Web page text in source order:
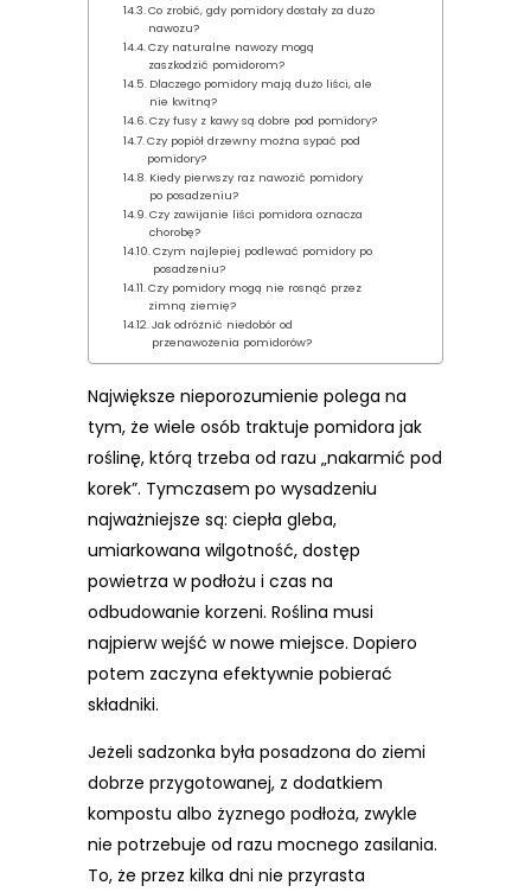
Co zrobić, gdy pomidory dostały za dużo
nawozu?
Czy naturalne nawozy mogą
zaszkodzić pomidorom?
Dlaczego pomidory mają dużo liści, ale
nie kwitną?
Czy fusy z kawy są dobre pod pomidory?
Czy popiół drzewny można sypać pod
pomidory?
Kiedy pierwszy raz nawozić pomidory
po posadzeniu?
Czy zawijanie liści pomidora oznacza
chorobę?
Czym najlepiej podlewać pomidory po
posadzeniu?
Czy pomidory mogą nie rosnąć przez
zimną ziemię?
Jak odróżnić niedobór od
przenawożenia pomidorów?
Największe nieporozumienie polega na
tym, że wiele osób traktuje pomidora jak
roślinę, którą trzeba od razu „nakarmić pod
korek”. Tymczasem po wysadzeniu
najważniejsze są: ciepła gleba,
umiarkowana wilgotność, dostęp
powietrza w podłożu i czas na
odbudowanie korzeni. Roślina musi
najpierw wejść w nowe miejsce. Dopiero
potem zaczyna efektywnie pobierać
składniki.
Jeżeli sadzonka była posadzona do ziemi
dobrze przygotowanej, z dodatkiem
kompostu albo żyznego podłoża, zwykle
nie potrzebuje od razu mocnego zasilania.
To, że przez kilka dni nie przyrasta